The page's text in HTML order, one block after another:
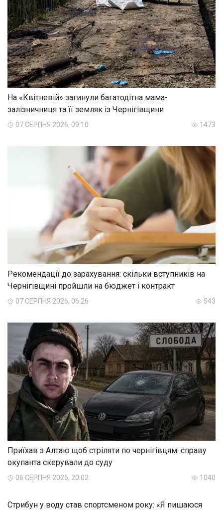
На «Квітневій» загинули багатодітна мама-
залізничниця та її земляк із Чернігівщини
07 СЕРПНЯ 2026, 09:10 1473
Рекомендації до зарахування: скільки вступників на
Чернігівщині пройшли на бюджет і контракт
07 СЕРПНЯ 2026, 06:26 543
Приїхав з Алтаю щоб стріляти по чернігівцям: справу
окупанта скерували до суду
06 СЕРПНЯ 2026, 20:02 1040
Стрибун у воду став спортсменом року: «Я пишаюся